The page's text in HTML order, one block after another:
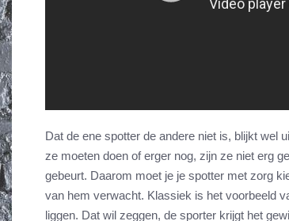
Dat de ene spotter de andere niet is, blijkt wel
ze moeten doen of erger nog, zijn ze niet erg
gebeurt. Daarom moet je je spotter met zorg
van hem verwacht. Klassiek is het voorbeeld
liggen. Dat wil zeggen, de sporter krijgt het